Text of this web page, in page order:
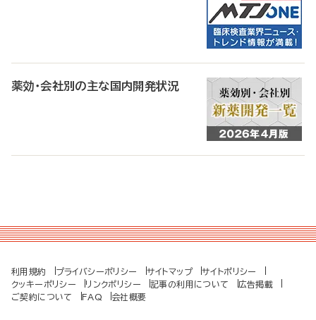
薬効・会社別の主な国内開発状況
利用規約 プライバシーポリシー サイトマップ
サイトポリシー
クッキーポリシー
リンクポリシー 記事の利用について
広告掲載
ご契約について
FAQ 会社概要